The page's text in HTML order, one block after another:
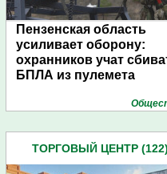
Пензенская область
усиливает оборону:
охранников учат
БПЛА из пулемета
ТОРГОВЫЙ ЦЕНТР